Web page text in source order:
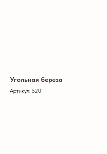
Угольная береза
Артикул: 520